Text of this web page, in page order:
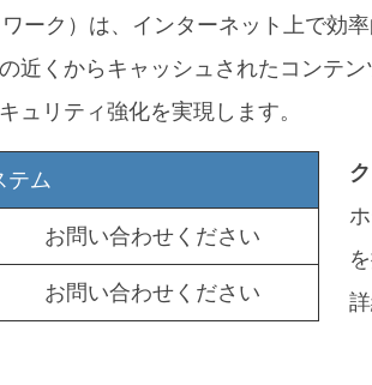
ーク）は、インターネット上で効
近くからキャッシュされたコンテ
ュリティ強化を実現します。
テム
お問い合わせください
お問い合わせください